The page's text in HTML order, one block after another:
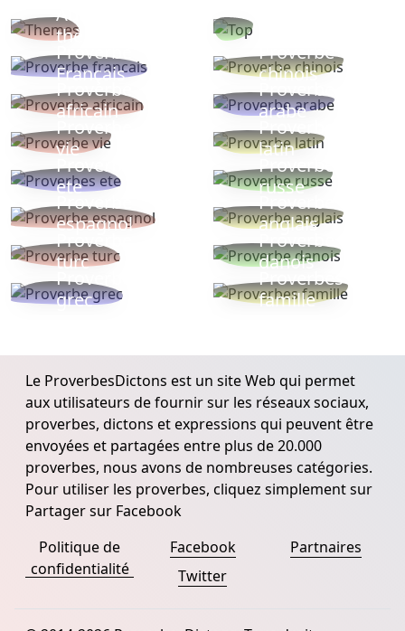
Autres
thèmes
Proverbe
Français
Proverbe
chinois
Proverbe
africain
Proverbe
arabe
Proverbe
vie
Proverbe
latin
Proverbes
ete
Proverbe
russe
Proverbe
espagnol
Proverbe
anglais
Proverbe
turc
Proverbe
danois
Proverbe
grec
Proverbes
famille
Le ProverbesDictons est un site Web qui permet
aux utilisateurs de fournir sur les réseaux sociaux,
proverbes, dictons et expressions qui peuvent être
envoyées et partagées entre plus de 20.000
proverbes, nous avons de nombreuses catégories.
Pour utiliser les proverbes, cliquez simplement sur
Partager sur Facebook
Politique de
confidentialité
Facebook
Twitter
Partnaires